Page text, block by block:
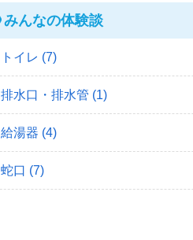
みんなの体験談
トイレ (7)
排水口・排水管 (1)
給湯器 (4)
蛇口 (7)